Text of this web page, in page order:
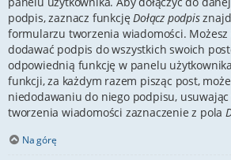
podpis, zaznacz funkcjęDołącz podpis
formularzu tworzenia wiadomości. Możesz
dodawać podpis do wszystkich swoich
odpowiednią funkcję w panelu
funkcji, za każdym razem pisząc post,
niedodawaniu do niego podpisu,
tworzenia wiadomości zaznaczenie z pola
Na górę